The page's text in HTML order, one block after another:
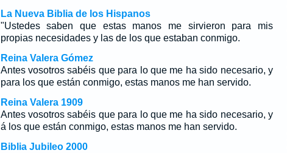
La Nueva Biblia de los Hispanos
"Ustedes saben que estas manos me sirvieron para mis
propias necesidades y las de los que estaban conmigo.
Reina Valera Gómez
Antes vosotros sabéis que para lo que me ha sido necesario, y
para los que están conmigo, estas manos me han servido.
Reina Valera 1909
Antes vosotros sabéis que para lo que me ha sido necesario, y
á los que están conmigo, estas manos me han servido.
Biblia Jubileo 2000